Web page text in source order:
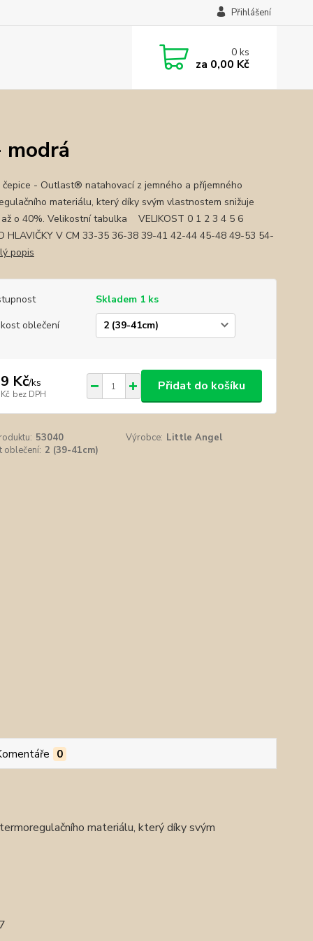
Přihlášení
0ks
za 0,00 Kč
čepice - Outlast® natahovací z jemného a příjemného
materiálu, který díky svým vlastnostem snižuje
o 40%. Velikostní tabulka VELIKOST 0 1 2 3 4 5 6
HLAVIČKY V CM 33-35 36-38 39-41 42-44 45-48 49-53 54-
popis
Skladem 1 ks
oblečení
Kč/ks
bez DPH
Přidat do košíku
53040 Výrobce: Little Angel
oblečení: 2 (39-41cm)
0
materiálu, který díky svým